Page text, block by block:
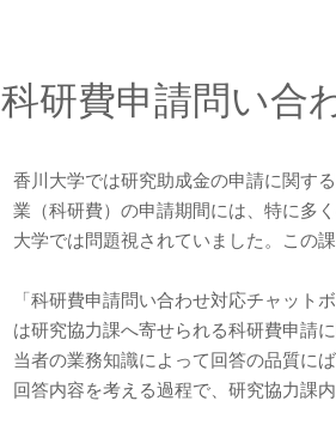
科研費申請問い合
香川大学では研究助成金の申請に関す
業（科研費）の申請期間には、特に多
大学では問題視されていました。この
「科研費申請問い合わせ対応チャッ
は研究協力課へ寄せられる科研費申請
当者の業務知識によって回答の品質に
回答内容を考える過程で、研究協力課